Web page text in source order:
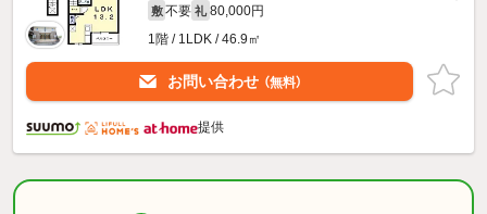
敷 不要 礼 80,000円
1階 / 1LDK / 46.9㎡
お問い合わせ （無料）
提供